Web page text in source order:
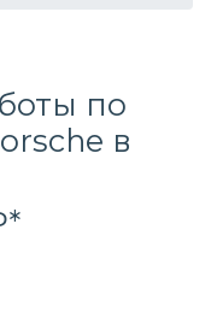
по
в